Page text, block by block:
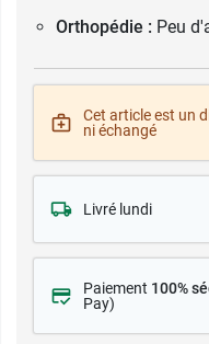
Orthopédie : Peu
Cet article est un
ni échangé
Livré lundi
Paiement 100%
Pay)